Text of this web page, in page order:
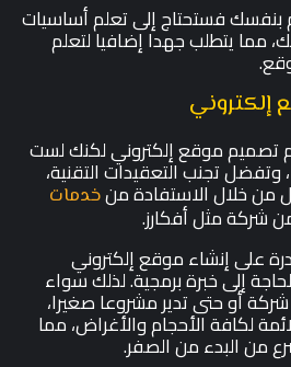
بنفسك فستحتاج إلى تعلم أساسيات
مما يتطلب جهدا إضافيا لتعلم
تصميم موقع إلكتروني لكنك لست
تجنب التعقيدات التقنية،
من خلال الاستفادة منخدمات
شركة مثل أفكارز.
على إنشاء موقع إلكتروني
إلى خبرة برمجية. لذلك سواء
أو حتى تدير مشروعا صغيرا،
لكافة الأحجام والأغراض، مما
من البدء من الصفر.